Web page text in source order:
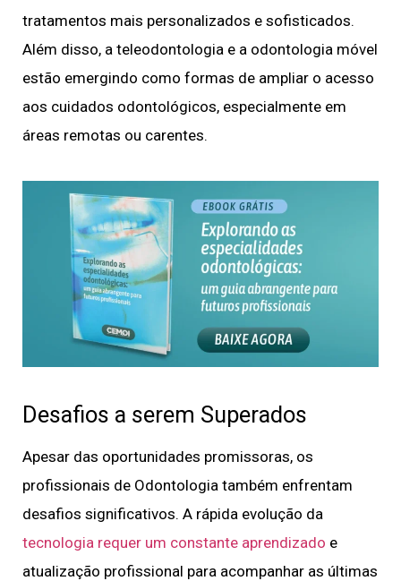
tratamentos mais personalizados e sofisticados.
Além disso, a teleodontologia e a odontologia móvel
estão emergindo como formas de ampliar o acesso
aos cuidados odontológicos, especialmente em
áreas remotas ou carentes.
Desafios a serem Superados
Apesar das oportunidades promissoras, os
profissionais de Odontologia também enfrentam
desafios significativos. A rápida evolução da
tecnologia requer um constante aprendizado e
atualização profissional para acompanhar as últimas